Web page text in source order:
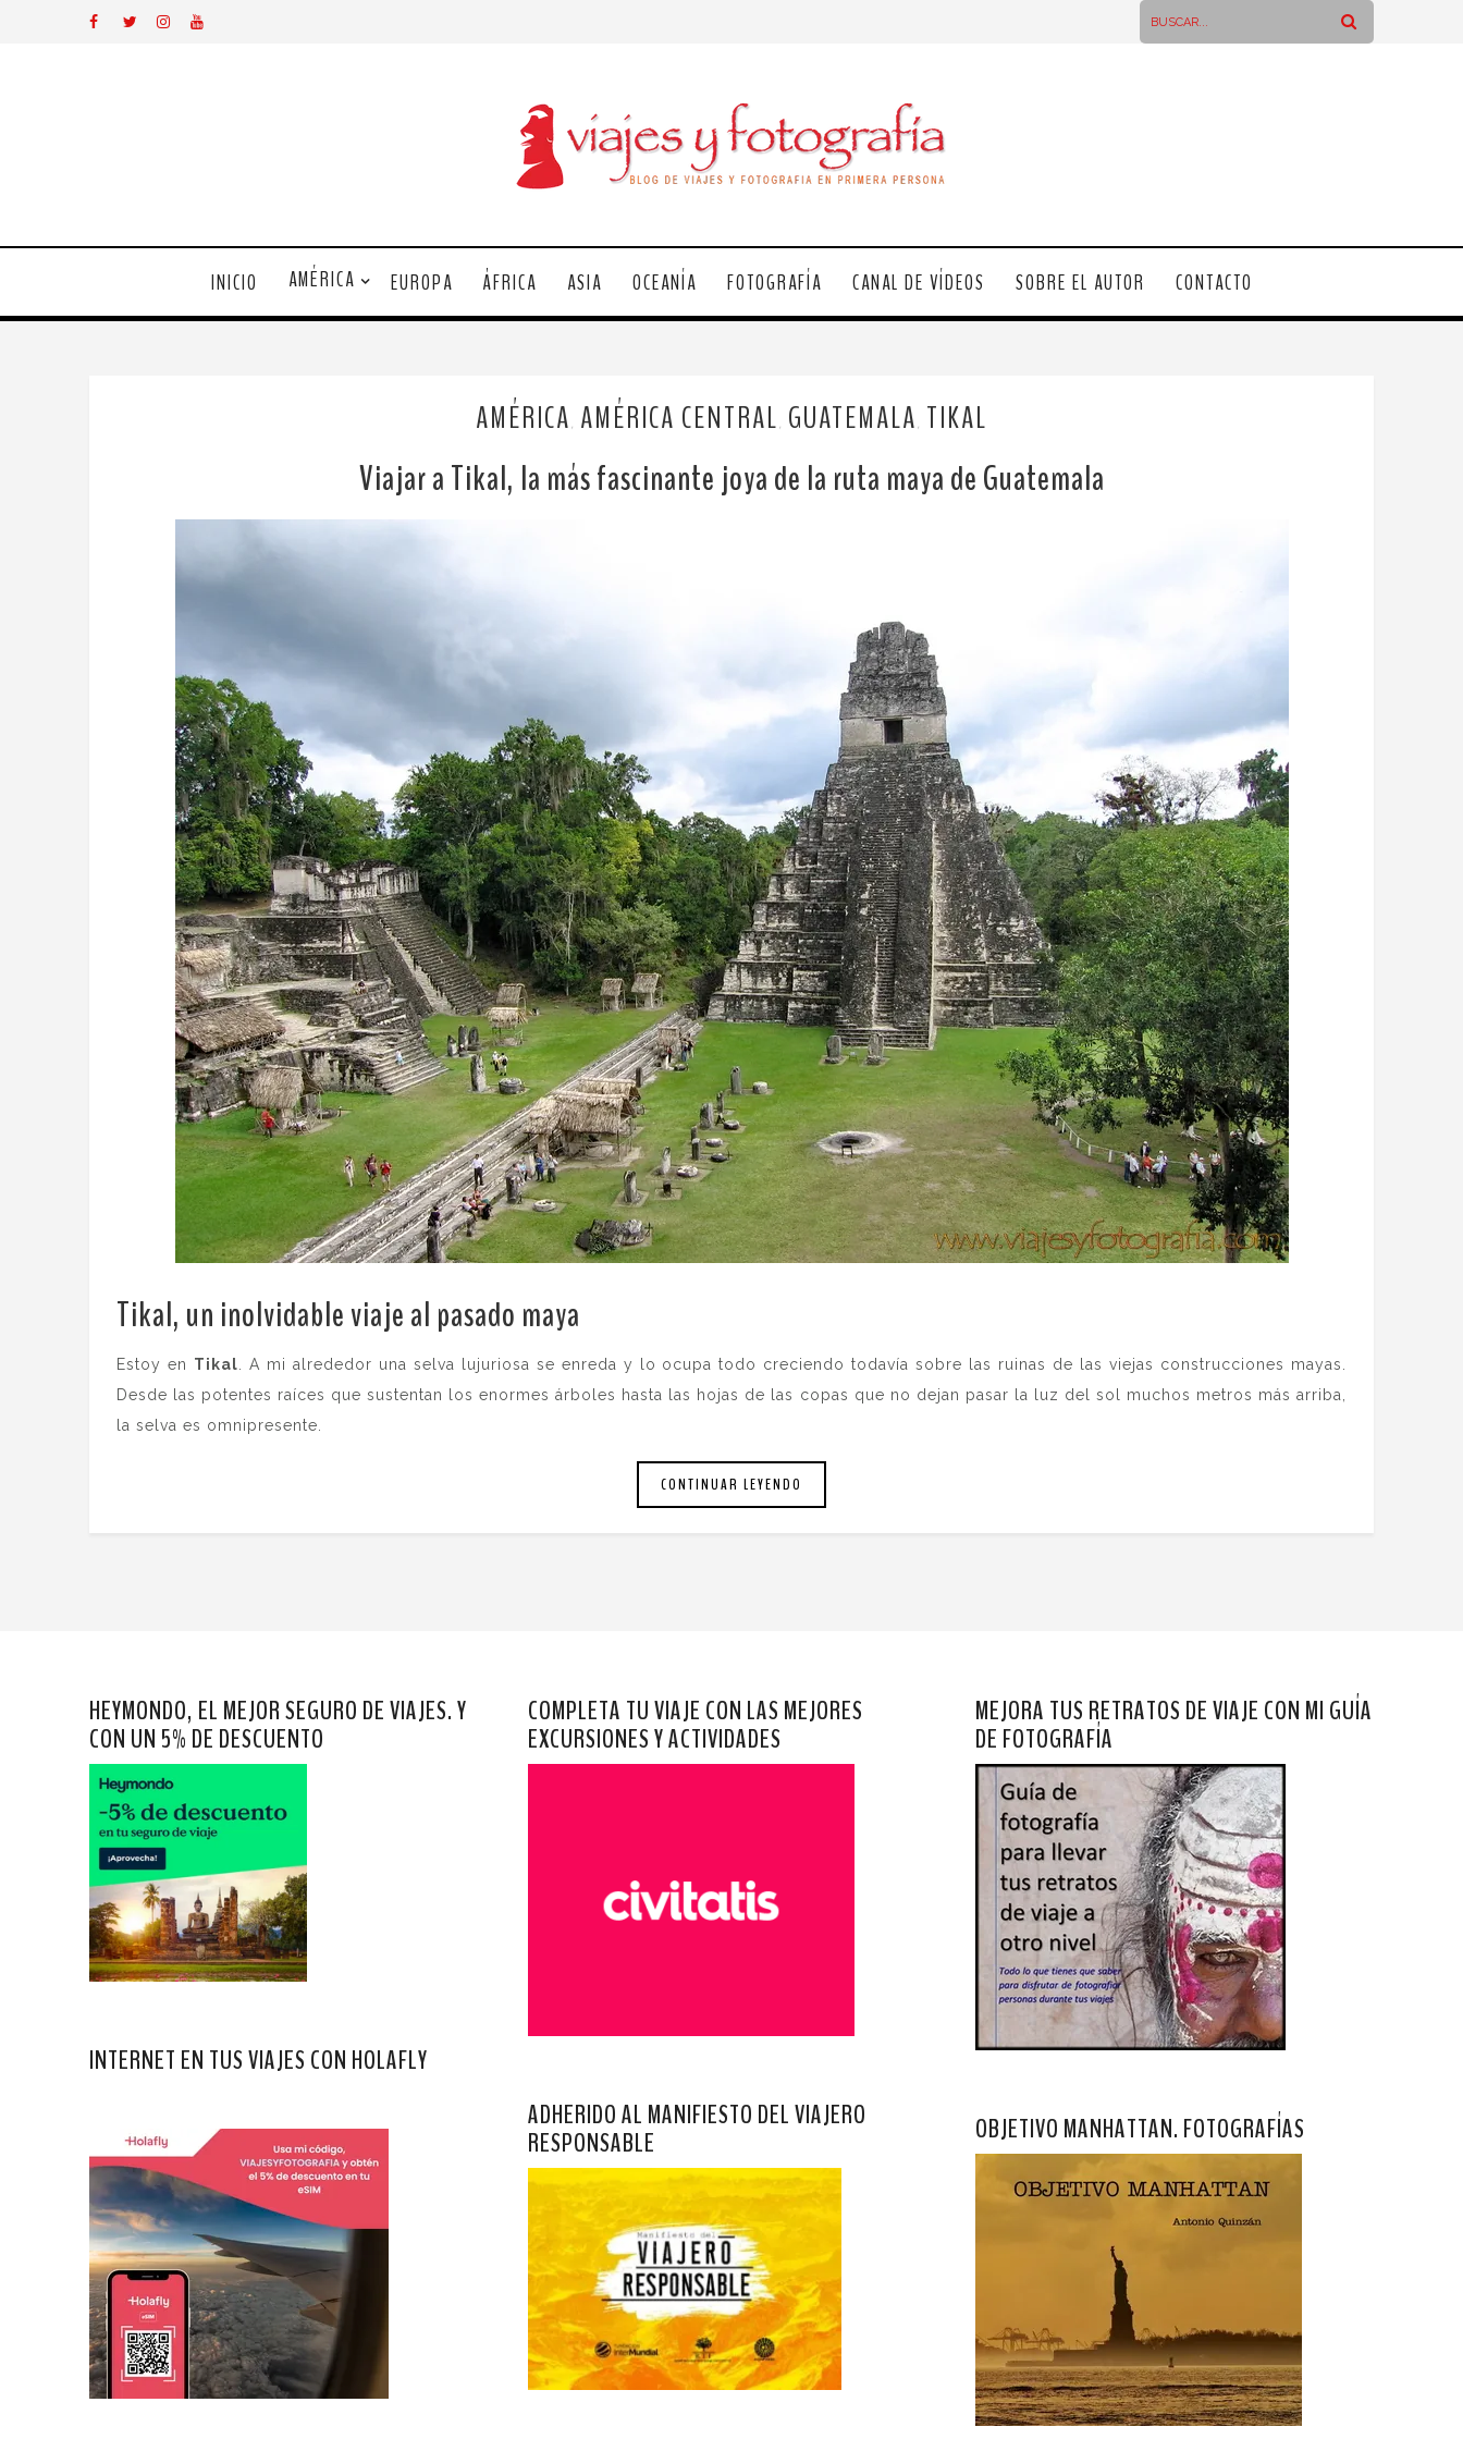
INICIO AMÉRICA EUROPA ÁFRICA ASIA OCEANÍA FOTOGRAFÍA CANAL DE VÍDEOS SOBRE EL AUTOR CONTACTO
AMÉRICA AMÉRICA CENTRAL GUATEMALA TIKAL
Viajar a Tikal, la más fascinante joya de la ruta maya de Guatemala
Tikal, un inolvidable viaje al pasado maya
Estoy en Tikal . A mi alrededor una selva lujuriosa se enreda y lo ocupa todo creciendo todavía sobre las ruinas de las viejas construcciones mayas.
Desde las potentes raíces que sustentan los enormes árboles hasta las hojas de las copas que no dejan pasar la luz del sol muchos metros más arriba,
la selva es omnipresente.
CONTINUAR LEYENDO
HEYMONDO, EL MEJOR SEGURO DE VIAJES. Y
CON UN 5% DE DESCUENTO
INTERNET EN TUS VIAJES CON HOLAFLY
COMPLETA TU VIAJE CON LAS MEJORES
EXCURSIONES Y ACTIVIDADES
ADHERIDO AL MANIFIESTO DEL VIAJERO
RESPONSABLE
MEJORA TUS RETRATOS DE VIAJE CON MI GUÍA
DE FOTOGRAFÍA
OBJETIVO MANHATTAN. FOTOGRAFÍAS